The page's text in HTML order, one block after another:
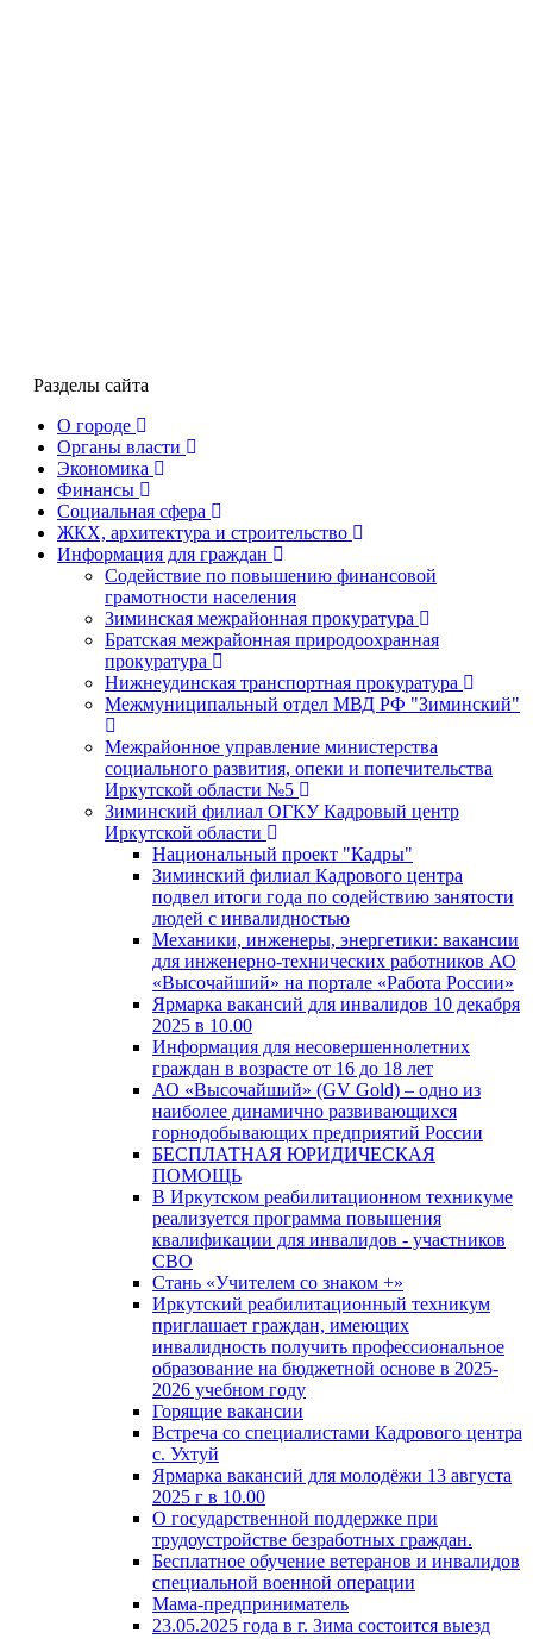
Разделы сайта
О городе
Органы власти
Экономика
Финансы
Социальная сфера
ЖКХ, архитектура и строительство
Информация для граждан
Содействие по повышению финансовой
грамотности населения
Зиминская межрайонная прокуратура
Братская межрайонная природоохранная
прокуратура
Нижнеудинская транспортная прокуратура
Межмуниципальный отдел МВД РФ "Зиминский"
Межрайонное управление министерства
социального развития, опеки и попечительства
Иркутской области №5
Зиминский филиал ОГКУ Кадровый центр
Иркутской области
Национальный проект "Кадры"
Зиминский филиал Кадрового центра
подвел итоги года по содействию занятости
людей с инвалидностью
Механики, инженеры, энергетики: вакансии
для инженерно-технических работников АО
«Высочайший» на портале «Работа России»
Ярмарка вакансий для инвалидов 10 декабря
2025 в 10.00
Информация для несовершеннолетних
граждан в возрасте от 16 до 18 лет
АО «Высочайший» (GV Gold) – одно из
наиболее динамично развивающихся
горнодобывающих предприятий России
БЕСПЛАТНАЯ ЮРИДИЧЕСКАЯ
ПОМОЩЬ
В Иркутском реабилитационном техникуме
реализуется программа повышения
квалификации для инвалидов - участников
СВО
Стань «Учителем со знаком +»
Иркутский реабилитационный техникум
приглашает граждан, имеющих
инвалидность получить профессиональное
образование на бюджетной основе в 2025-
2026 учебном году
Горящие вакансии
Встреча со специалистами Кадрового центра
с. Ухтуй
Ярмарка вакансий для молодёжи 13 августа
2025 г в 10.00
О государственной поддержке при
трудоустройстве безработных граждан.
Бесплатное обучение ветеранов и инвалидов
специальной военной операции
Мама-предприниматель
23.05.2025 года в г. Зима состоится выезд